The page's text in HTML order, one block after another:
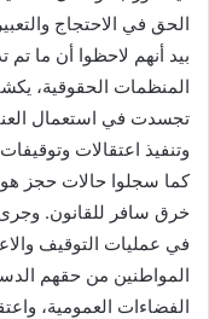
الحق في الاحتجاج
بيد أنهم لاحظوا أن ما تم
المنظمات الحقوقية،
تجسدت في استعمال
وتنفيذ اعتقالات
كما سجلوا حالات حجز
خرق سافر للقانون.
في عمليات التوقيف
المواطنين من حقهم
الفضاءات العمومية،